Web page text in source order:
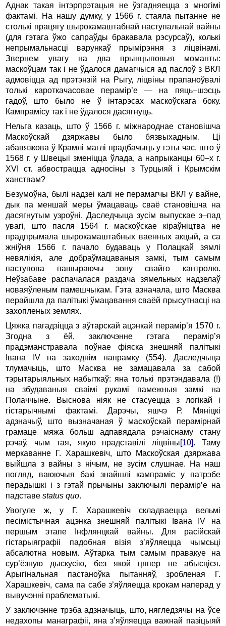
Аднак такая інтэрпрэтацыя не ўзгадняецца з многімі
фактамі. На нашу думку, у 1566 г. стаяла пытанне не
столькі працягу шырокамаштабнай наступальнай вайны
(для гэтага ўжо сапраўды бракавала рэсурсаў), колькі
непрымальнасці варункаў прымірэння з ліцвінамі.
Звернем увагу на два прынцыповыя моманты:
маскоўцам так і не ўдалося дамагчыся ад паслоў з ВКЛ
адмовіцца ад прэтэнзій на Рыгу, ліцвіны прапаноўвалі
толькі кароткачасовае перамір’е — на пяць–шэсць
гадоў, што было не ў інтарэсах маскоўскага боку.
Кампрамісу так і не ўдалося дасягнуць.
Нельга казаць, што ў 1566 г. міжнароднае становішча
Маскоўскай дзяржавы было бязвыхадным. Ці
абавязкова ў Крамлі маглі прадбачыць у гэты час, што ў
1568 г. у Швецыі зменіцца ўлада, а напрыканцы 60–х г.
XVI ст. абвострацца адносіны з Турцыяй і Крымскім
ханствам?
Безумоўна, былі надзеі калі не перамагчы ВКЛ у вайне,
дык па меншай меры ўмацаваць сваё становішча на
дасягнутым узроўні. Даследчыца зусім выпускае з–пад
увагі, што пасля 1564 г. маскоўскае кіраўніцтва не
прадпрымала шырокамаштабных ваенных акцый, а са
жніўня 1566 г. пачало будаваць у Полацкай зямлі
невялікія, але добраўмацаваныя замкі, тым самым
паступова пашыраючы зону свайго кантролю.
Неўзабаве распачалася раздача зямельных надзелаў
новаяўленым памешчыкам. Гэта азначала, што Масква
перайшла да палітыкі ўмацавання сваёй прысутнасці на
захопленых землях.
Цяжка пагадзіцца з аўтарскай ацэнкай перамір’я 1570 г.
Згодна з ёй, заключэнне гэтага перамір’я
прадэманстравала поў­нае фіяска знешняй палітыкі
Івана IV на заходнім напрамку (554). Даследчыца
тлумачыць, што Масква не замацавала за сабой
тэрытарыяльных набыткаў: яна толькі прэтэндавала (!)
на збудаваныя сваімі рукамі памежныя замкі на
Полаччыне. Вы­снова ніяк не стасуецца з логікай і
гістарычнымі фактамі. Дарэчы, яшчэ Р. Мяніцкі
адзначыў, што вызначаная ў маскоўскай перамірнай
грамаце мяжа больш адпавядала рэчаіснаму стану
рэчаў, чым тая, якую прадставілі ліцвіны[10]. Таму
меркаванне Г. Харашкевіч, што Маскоўская дзяржава
выйшла з вайны з нічым, не зусім слушнае. На наш
погляд, ваюючыя бакі знайшлі кампраміс у патрэбе
перадышкі і з гэтай прычыны заключылі перамір’е на
падставеstatus quo.
Увогуле ж, у Г. Харашкевіч складваецца вельмі
песімістычная ацэнка знешняй палітыкі Івана IV на
першым этапе Інфлянцкай вайны. Для расійскай
гістарыяграфіі падобная візія з’яўляецца чымсьці
абсалютна новым. Аўтарка тым самым правакуе на
сур’ёзную дыскусію, без якой цяпер не абысціся.
Арыгінальная пастаноўка пытанняў, зробленая Г.
Харашкевіч, сама па сабе з’яўляецца крокам наперад у
вывучэнні праблематыкі.
У заключэнне трэба адзначыць, што, нягледзячы на ўсе
недахопы манаграфіі, яна з’яўляецца важнай пазіцыяй